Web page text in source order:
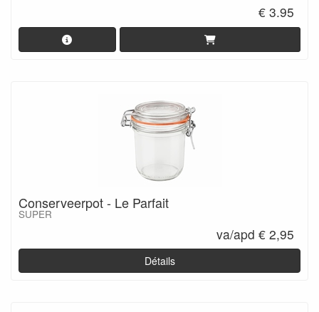
€ 3.95
Conserveerpot - Le Parfait
SUPER
va/apd € 2,95
Détails